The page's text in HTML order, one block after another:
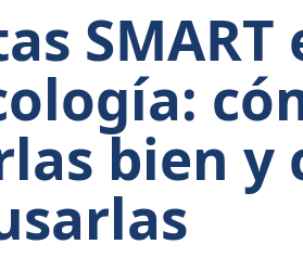
SMART
bien y